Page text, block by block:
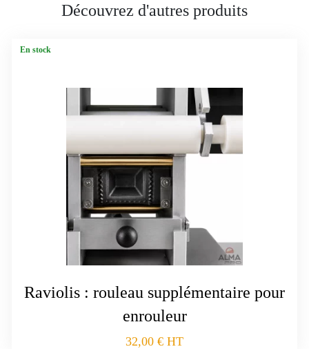
Découvrez d'autres produits
En stock
Raviolis : rouleau supplémentaire pour
enrouleur
32,00 € HT